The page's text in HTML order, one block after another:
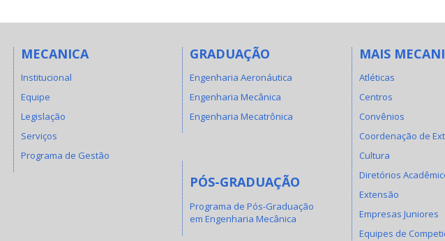
MECANICA
Institucional
Equipe
Legislação
Serviços
Programa de Gestão
GRADUAÇÃO
Engenharia Aeronáutica
Engenharia Mecânica
Engenharia Mecatrônica
PÓS-GRADUAÇÃO
Programa de Pós-Graduação
em Engenharia Mecânica
MAIS
Atléticas
Centros
Convênios
Coordenação de
Cultura
Diretórios
Extensão
Empresas Juniores
Equipes de